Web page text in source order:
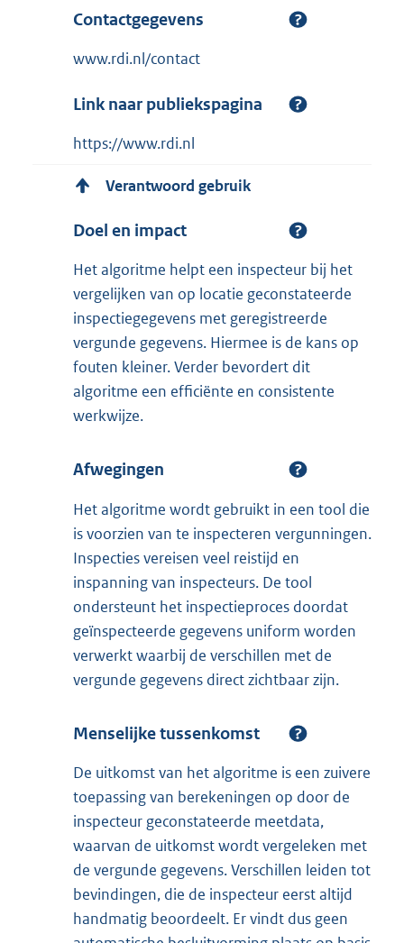
Contactgegevens
www.rdi.nl/contact
Link naar publiekspagina
https://www.rdi.nl
Verantwoord gebruik
Doel en impact
Het algoritme helpt een inspecteur bij het
vergelijken van op locatie geconstateerde
inspectiegegevens met geregistreerde
vergunde gegevens. Hiermee is de kans op
fouten kleiner. Verder bevordert dit
algoritme een efficiënte en consistente
werkwijze.
Afwegingen
Het algoritme wordt gebruikt in een tool die
is voorzien van te inspecteren vergunningen.
Inspecties vereisen veel reistijd en
inspanning van inspecteurs. De tool
ondersteunt het inspectieproces doordat
geïnspecteerde gegevens uniform worden
verwerkt waarbij de verschillen met de
vergunde gegevens direct zichtbaar zijn.
Menselijke tussenkomst
De uitkomst van het algoritme is een zuivere
toepassing van berekeningen op door de
inspecteur geconstateerde meetdata,
waarvan de uitkomst wordt vergeleken met
de vergunde gegevens. Verschillen leiden tot
bevindingen, die de inspecteur eerst altijd
handmatig beoordeelt. Er vindt dus geen